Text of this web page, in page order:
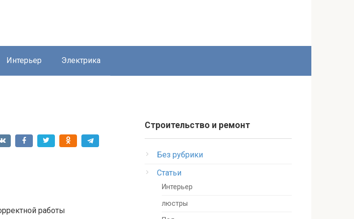
Интерьер Электрика
работы
Строительство и ремонт
Без рубрики
Статьи
Интерьер
люстры